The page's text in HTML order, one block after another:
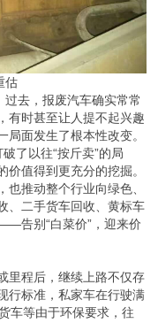
估
过去，报废汽车确实常常
有时甚至让人提不起兴趣
面发生了根本性改变。
了以往“按斤卖”的局
值得到更充分的挖掘。
推动整个行业向绿色、
、二手货车回收、黄标车
告别“白菜价”，迎来价
里程后，继续上路不仅存
行标准，私家车在行驶满
车等由于环保要求，往